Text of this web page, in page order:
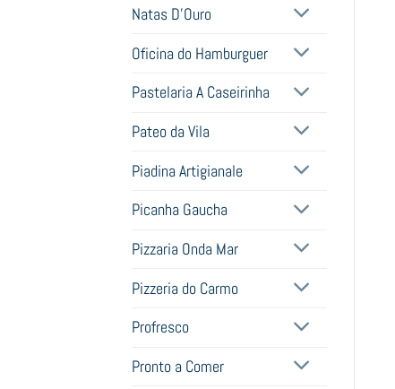
Natas D'Ouro
Oficina do Hamburguer
Pastelaria A Caseirinha
Pateo da Vila
Piadina Artigianale
Picanha Gaucha
Pizzaria Onda Mar
Pizzeria do Carmo
Profresco
Pronto a Comer